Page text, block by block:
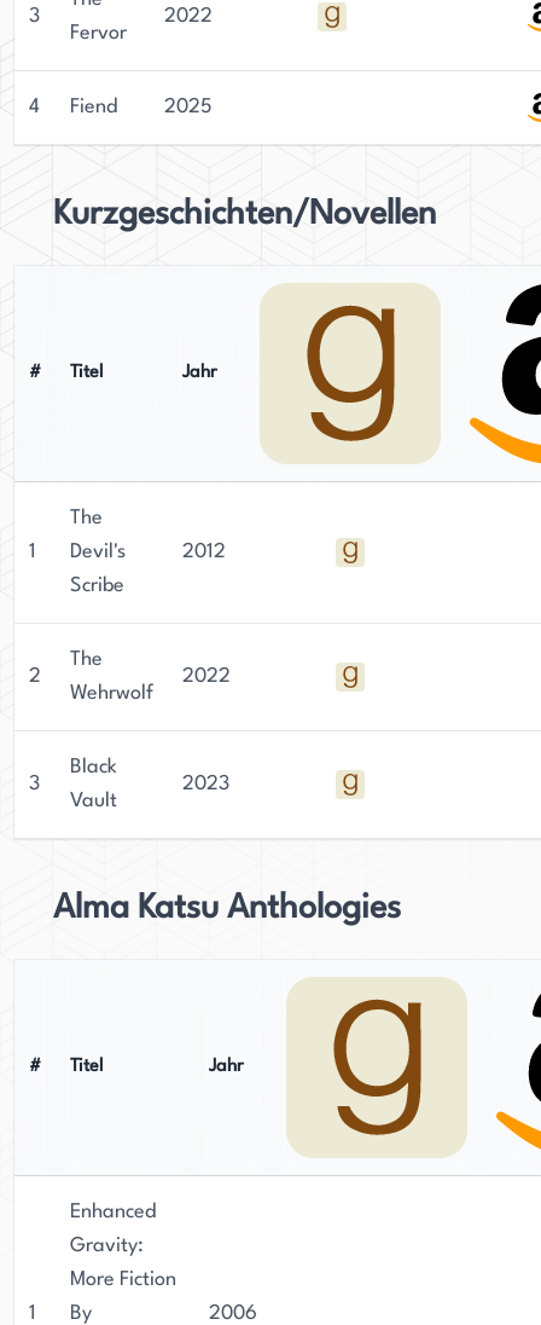
3
Fervor
2022
4 Fiend 2025
Kurzgeschichten/Novellen
# Titel Jahr
1
The
Devil's
Scribe
2012
2
The
Wehrwolf
2022
3
Black
Vault
2023
Alma Katsu Anthologies
# Titel Jahr
1
Enhanced
Gravity:
More Fiction
By
2006